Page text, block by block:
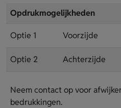
Opdrukmogelijkheden
Optie 1 Voorzijde
Optie 2 Achterzijde
Neem contact op voor
bedrukkingen.